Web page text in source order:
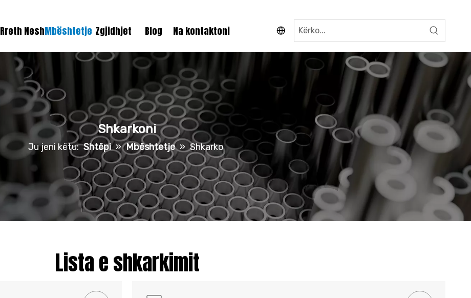
Rreth NeshMbështetje Zgjidhjet Blog Na kontaktoni
Shkarkoni
Ju jeni këtu: Shtëpi » Mbështetje » Shkarko
Lista e shkarkimit